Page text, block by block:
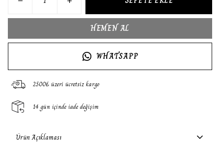
HEMEN AL
WHATSAPP
2500₺ üzeri ücretsiz kargo
14 gün içinde iade değişim
Ürün Açıklaması